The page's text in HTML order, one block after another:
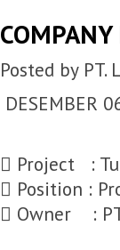
Posted by PT.
DESEMBER
 Project :
 Position :
 Owner :